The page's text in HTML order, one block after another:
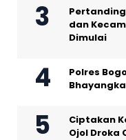
dan
Dimulai
Polres
Ciptakan
Ojol Droka